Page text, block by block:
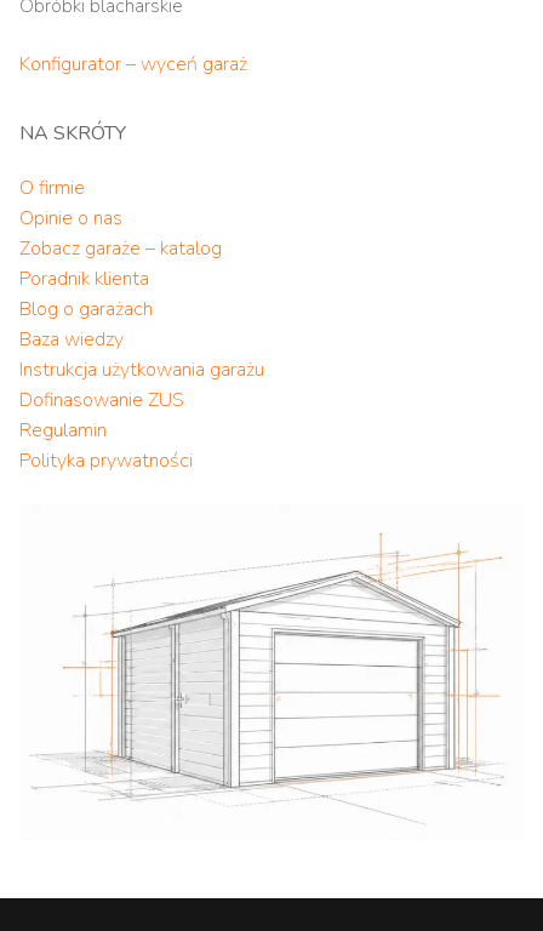
Obróbki blacharskie
Konfigurator – wyceń garaż
NA SKRÓTY
O firmie
Opinie o nas
Zobacz garaże – katalog
Poradnik klienta
Blog o garażach
Baza wiedzy
Instrukcja użytkowania garażu
Dofinasowanie ZUS
Regulamin
Polityka prywatności